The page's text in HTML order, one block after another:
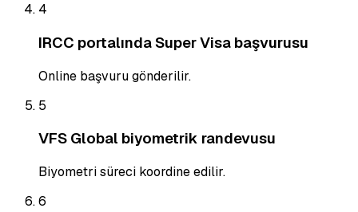
4
IRCC portalında Super Visa başvurusu
Online başvuru gönderilir.
5
VFS Global biyometrik randevusu
Biyometri süreci koordine edilir.
6